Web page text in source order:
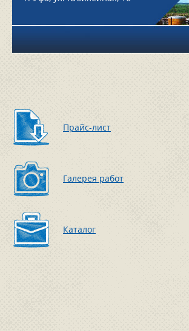
Прайс-лист
Галерея работ
Каталог